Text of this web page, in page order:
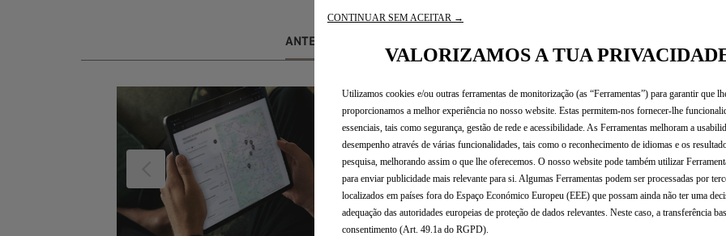
ANTES DA SUA MARCAÇÃO DEPOIS DA
ANTERIOR
CONTINUAR SEM ACEITAR →
VALORIZAMOS A TUA
Utilizamos cookies e/ou outras ferramentas de monitorização (as “Ferramentas”) para garantir que
proporcionamos a melhor experiência no nosso website. Estas permitem-nos fornecer-lhe
essenciais, tais como segurança, gestão de rede e acessibilidade. As Ferramentas melhoram a
desempenho através de várias funcionalidades, tais como o reconhecimento de idiomas e os
pesquisa, melhorando assim o que lhe oferecemos. O nosso website pode também utilizar
para enviar publicidade mais relevante para si. Algumas Ferramentas podem ser processadas por
localizados em países fora do Espaço Económico Europeu (EEE) que possam ainda não ter uma
adequação das autoridades europeias de proteção de dados relevantes. Neste caso, a transferência
consentimento (Art. 49.1a do RGPD).